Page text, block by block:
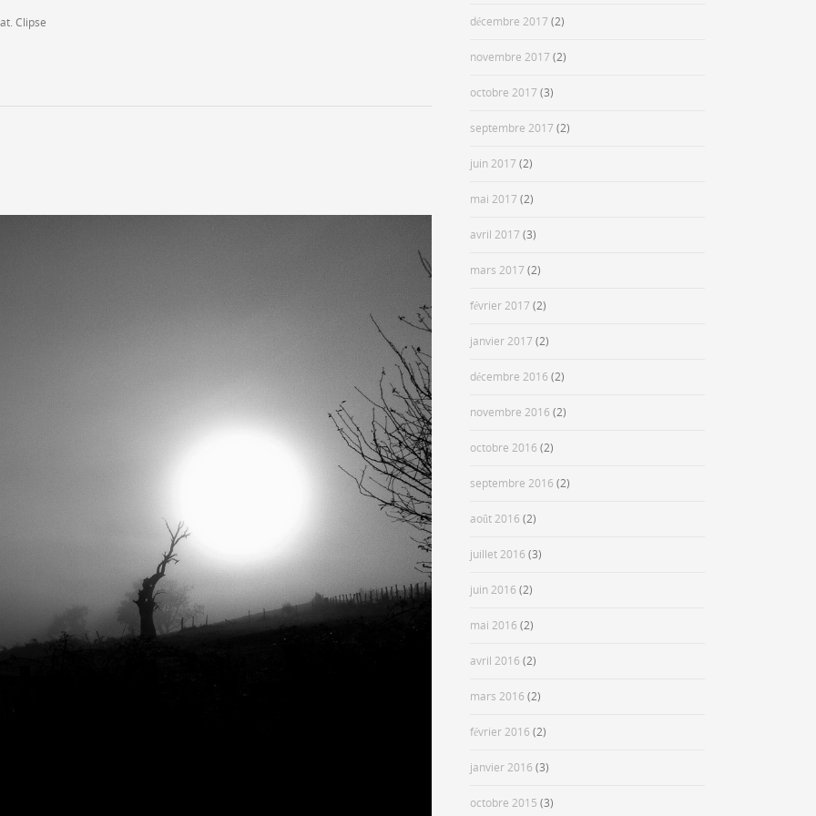
Clipse
décembre 2017 (2)
novembre 2017 (2)
octobre 2017 (3)
septembre 2017 (2)
juin 2017 (2)
mai 2017 (2)
avril 2017 (3)
mars 2017 (2)
février 2017 (2)
janvier 2017 (2)
décembre 2016 (2)
novembre 2016 (2)
octobre 2016 (2)
septembre 2016 (2)
août 2016 (2)
juillet 2016 (3)
juin 2016 (2)
mai 2016 (2)
avril 2016 (2)
mars 2016 (2)
février 2016 (2)
janvier 2016 (3)
octobre 2015 (3)